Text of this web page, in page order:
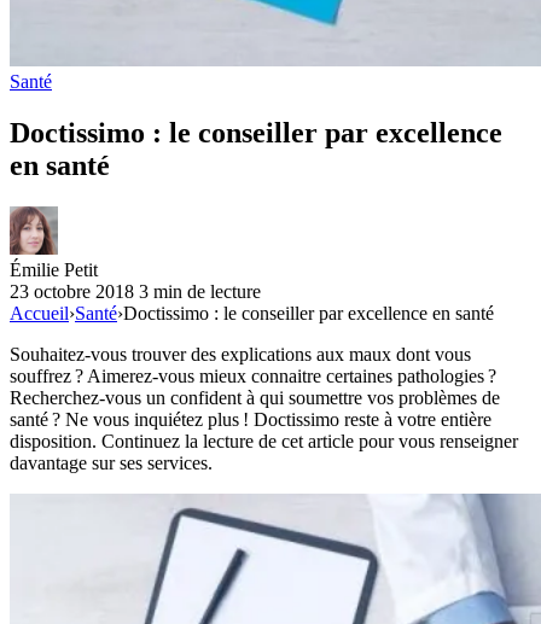
Santé
Doctissimo : le conseiller par excellence
en santé
Émilie Petit
23 octobre 2018 3 min de lecture
Accueil›Santé›Doctissimo : le conseiller par excellence en santé
Souhaitez-vous trouver des explications aux maux dont vous
souffrez ? Aimerez-vous mieux connaitre certaines pathologies ?
Recherchez-vous un confident à qui soumettre vos problèmes de
santé ? Ne vous inquiétez plus ! Doctissimo reste à votre entière
disposition. Continuez la lecture de cet article pour vous renseigner
davantage sur ses services.